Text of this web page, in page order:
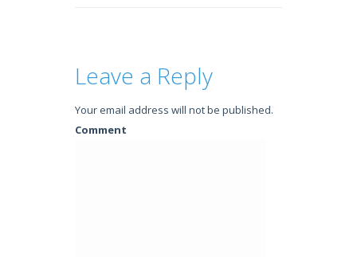
Leave a Reply
Your email address will not be published.
Comment